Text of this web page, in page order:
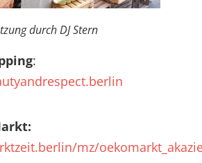
durch DJ Stern
:
mz/